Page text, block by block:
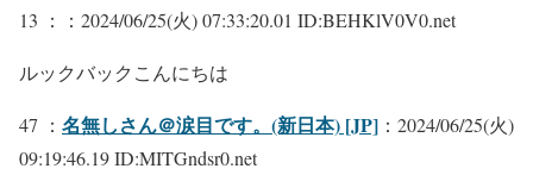
13 ： ：2024/06/25(火) 07:33:20.01 ID:BEHKlV0V0.net
ルックバックこんにちは
47 ： 名無しさん＠涙目です。(新日本) [JP] ：2024/06/25(火)
09:19:46.19 ID:MITGndsr0.net